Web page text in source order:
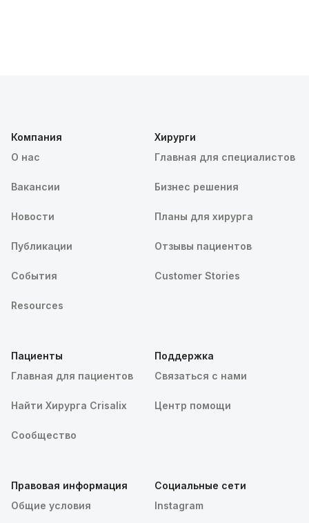
Компания
О нас
Вакансии
Новости
Публикации
События
Resources
Хирурги
Главная для специалистов
Бизнес решения
Планы для хирурга
Отзывы пациентов
Customer Stories
Пациенты
Главная для пациентов
Найти Хирурга Crisalix
Сообщество
Поддержка
Связаться с нами
Центр помощи
Правовая информация
Общие условия
Социальные сети
Instagram